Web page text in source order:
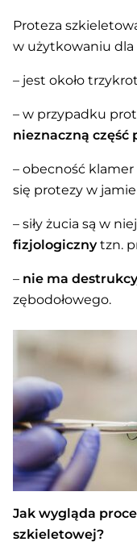
Proteza
w użytkowaniu dla
– jest około
– w przypadku
nieznaczną część
– obecność klamer
się protezy w
– siły żucia są w
fizjologicznytzn.
– nie ma
zębodołowego.
Jak wygląda
szkieletowej?